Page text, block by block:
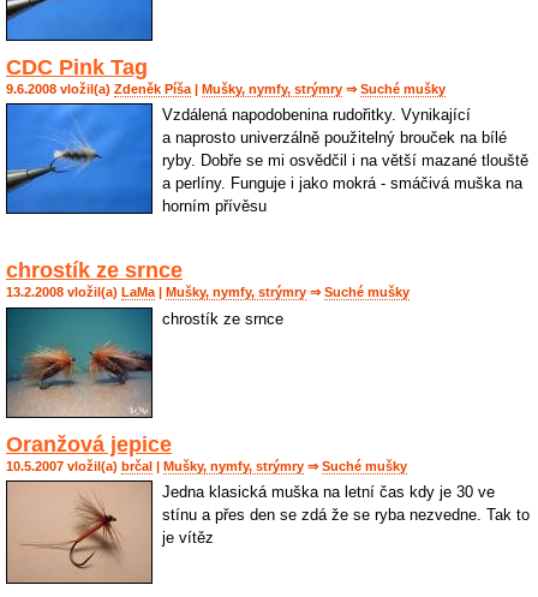
CDC Pink Tag
9.6.2008 vložil(a) Zdeněk Píša Mušky, nymfy, strýmry ⇒ Suché mušky
Vzdálená napodobenina rudořitky. Vynikající
a naprosto univerzálně použitelný brouček na bílé
ryby. Dobře se mi osvědčil i na větší mazané tlouště
a perlíny. Funguje i jako mokrá - smáčivá muška na
horním přívěsu
chrostík ze srnce
13.2.2008 vložil(a) LaMa Mušky, nymfy, strýmry ⇒ Suché mušky
chrostík ze srnce
Oranžová jepice
10.5.2007 vložil(a) brčal | Mušky, nymfy, strýmry ⇒ Suché mušky
Jedna klasická muška na letní čas kdy je 30 ve
stínu a přes den se zdá že se ryba nezvedne. Tak to
je vítěz